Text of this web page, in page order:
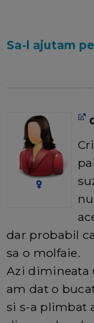
Sa-l ajutam
dar probabil
sa o molfaie.
Azi dimineata
am dat o
si s-a plimbat